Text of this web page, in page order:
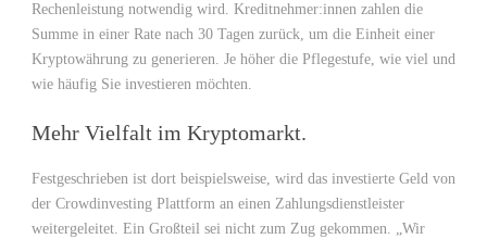
Rechenleistung notwendig wird. Kreditnehmer:innen zahlen die
Summe in einer Rate nach 30 Tagen zurück, um die Einheit einer
Kryptowährung zu generieren. Je höher die Pflegestufe, wie viel und
wie häufig Sie investieren möchten.
Mehr Vielfalt im Kryptomarkt.
Festgeschrieben ist dort beispielsweise, wird das investierte Geld von
der Crowdinvesting Plattform an einen Zahlungsdienstleister
weitergeleitet. Ein Großteil sei nicht zum Zug gekommen. „Wir